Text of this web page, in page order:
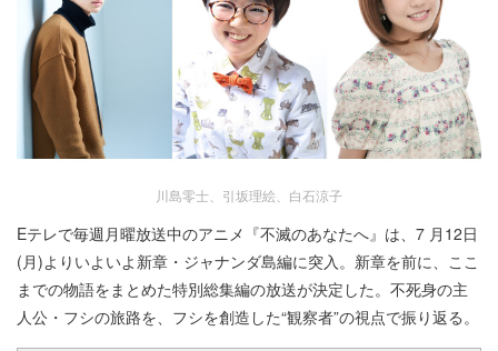
川島零士、引坂理絵、白石涼子
Eテレで毎週月曜放送中のアニメ『不滅のあなたへ』は、7 月12日
(月)よりいよいよ新章・ジャナンダ島編に突入。新章を前に、ここ
までの物語をまとめた特別総集編の放送が決定した。不死身の主
人公・フシの旅路を、フシを創造した“観察者”の視点で振り返る。